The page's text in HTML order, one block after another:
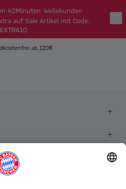
42Minuten 44Sekunden
auf Sale Artikel mit Code:
EXTRA10
ab 120€